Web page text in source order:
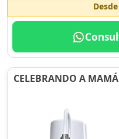
Desde
CELEBRANDO A